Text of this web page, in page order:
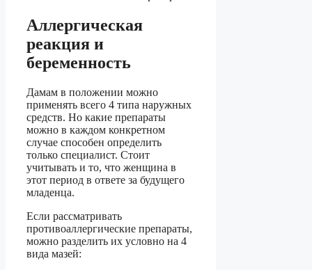
Аллергическая
реакция и
беременность
Дамам в положении можно
применять всего 4 типа наружных
средств. Но какие препараты
можно в каждом конкретном
случае способен определить
только специалист. Стоит
учитывать и то, что женщина в
этот период в ответе за будущего
младенца.
Если рассматривать
противоаллергические препараты,
можно разделить их условно на 4
вида мазей: